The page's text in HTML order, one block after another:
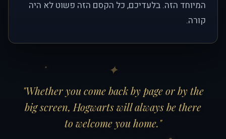
המיוחד הזה. בלעדיכם, כל הקסם הזה פשוט לא היה
קורה.
"Whether you come back by page or by the
big screen, Hogwarts will always be there
to welcome you home."